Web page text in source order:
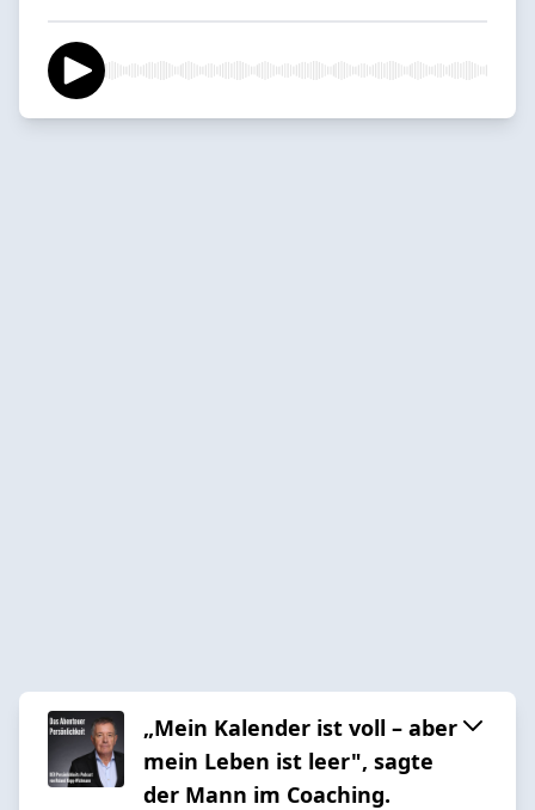
„Mein Kalender ist voll – aber
mein Leben ist leer", sagte
der Mann im Coaching.